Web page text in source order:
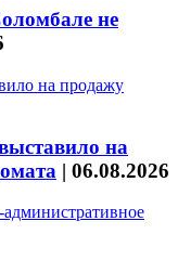
не
на
| 06.08.2026